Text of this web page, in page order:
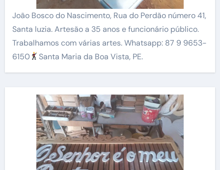
João Bosco do Nascimento, Rua do Perdão número 41,
Santa luzia. Artesão a 35 anos e funcionário público.
Trabalhamos com várias artes. Whatsapp: 87 9 9653-
6150
Santa Maria da Boa Vista, PE.